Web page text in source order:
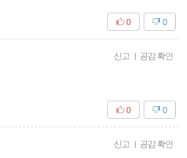
0
0
신고 | 공감 확인
0
0
신고 | 공감 확인